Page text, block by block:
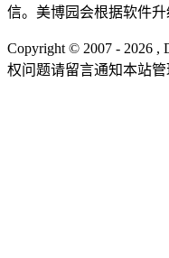
信。美博园会根据软件升
Copyright © 2007 - 2026 ,
权问题请留言通知本站管